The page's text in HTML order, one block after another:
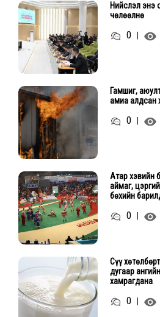
Нийслэл энэ
чөлөөлнө
0
Гамшиг,
амиа алдсан
0
Атар хэвийн
аймаг,
бөхийн
0
Сүү
дугаар
хамрагдана
0